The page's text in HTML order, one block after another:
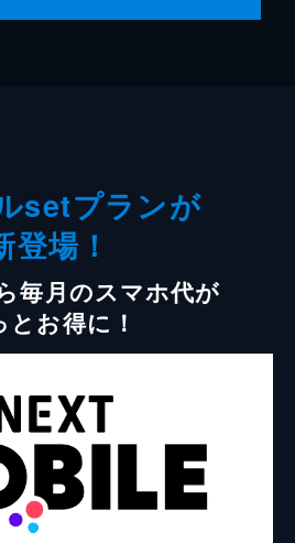
setプランが
登場！
毎月のスマホ代が
とお得に！